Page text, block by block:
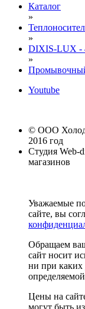
Каталог
»
»
DIXIS-LUX -
»
Youtube
© ООО
2016 год
Студия Web-
магазинов
Уважаемые
сайте, вы
Обращаем
сайт носит
ни при каких
Цены на
могут быть